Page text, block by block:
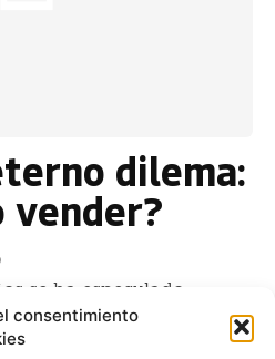
consentimiento
dilema:
vender?
se ha especulado
hipotético valor real de la
Uber; sobre si, de verdad,